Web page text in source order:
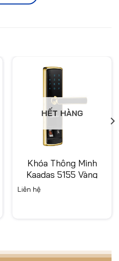
HẾT HÀNG
Khóa Thông Minh
Kaadas 5155 Vàng
Liên hệ